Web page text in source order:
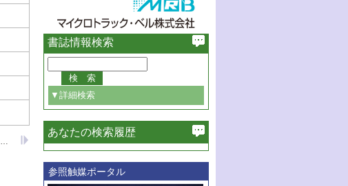
書誌情報検索
▼詳細検索
必ず含む
巻・号指定
あなたの検索履歴
参照触媒ポータル